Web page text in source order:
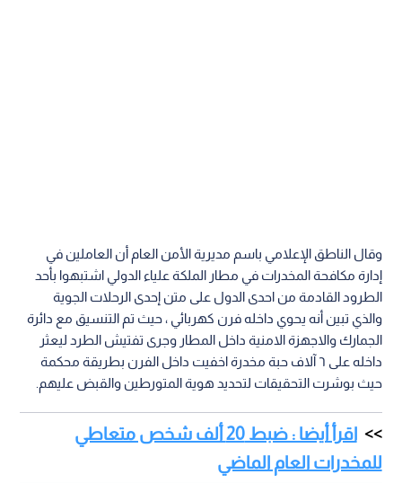
وقال الناطق الإعلامي باسم مديرية الأمن العام أن العاملين في
إدارة مكافحة المخدرات في مطار الملكة علياء الدولي اشتبهوا بأحد
الطرود القادمة من احدى الدول على متن إحدى الرحلات الجوية
والذي تبين أنه يحوي داخله فرن كهربائي ، حيث تم التنسيق مع دائرة
الجمارك والاجهزة الامنية داخل المطار وجرى تفتيش الطرد ليعثر
داخله على ٦ آلاف حبة مخدرة اخفيت داخل الفرن بطريقة محكمة
حيث بوشرت التحقيقات لتحديد هوية المتورطين والقبض عليهم.
اقرأ أيضا : ضبط 20 ألف شخص متعاطي
للمخدرات العام الماضي